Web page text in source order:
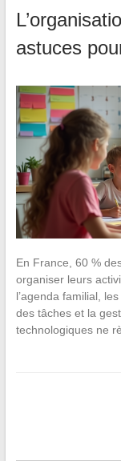
astuces
En France, 60 %
organiser leurs
l’agenda familial,
des tâches et la
technologiques ne